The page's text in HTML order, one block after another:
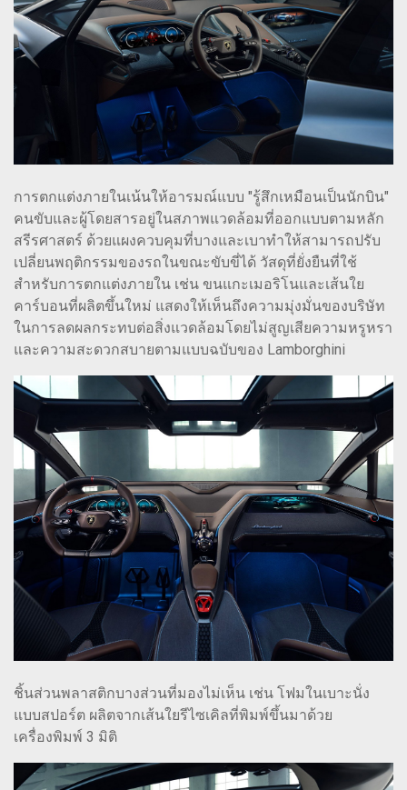
การตกแต่งภายในเน้นให้อารมณ์แบบ "รู้สึกเหมือนเป็นนักบิน"
คนขับและผู้โดยสารอยู่ในสภาพแวดล้อมที่ออกแบบตามหลัก
สรีรศาสตร์ ด้วยแผงควบคุมที่บางและเบาทำให้สามารถปรับ
เปลี่ยนพฤติกรรมของรถในขณะขับขี่ได้ วัสดุที่ยั่งยืนที่ใช้
สำหรับการตกแต่งภายใน เช่น ขนแกะเมอริโนและเส้นใย
คาร์บอนที่ผลิตขึ้นใหม่ แสดงให้เห็นถึงความมุ่งมั่นของบริษัท
ในการลดผลกระทบต่อสิ่งแวดล้อมโดยไม่สูญเสียความหรูหรา
และความสะดวกสบายตามแบบฉบับของ Lamborghini
ชิ้นส่วนพลาสติกบางส่วนที่มองไม่เห็น เช่น โฟมในเบาะนั่ง
แบบสปอร์ต ผลิตจากเส้นใยรีไซเคิลที่พิมพ์ขึ้นมาด้วย
เครื่องพิมพ์ 3 มิติ